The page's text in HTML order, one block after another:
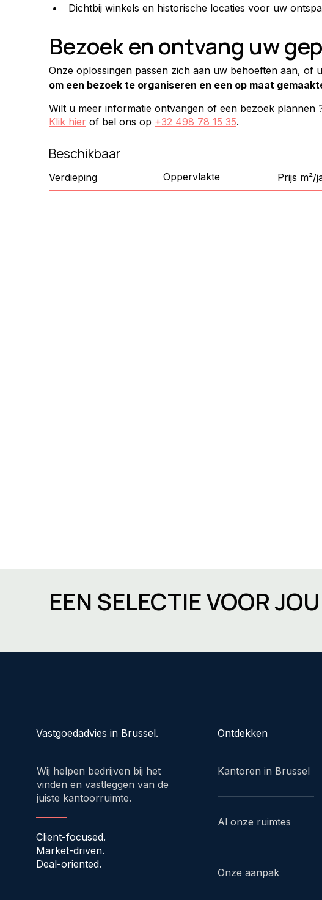
Dichtbij winkels en historische locaties voor uw
Bezoek en ontvang uw
Onze oplossingen passen zich aan uw behoeften aan,
om een bezoek te organiseren en een op maat
Wilt u meer informatie ontvangen of een bezoek plannen
Klik hier of bel ons op +32 498 78 15 35.
Beschikbaar
Verdieping Oppervlakte Prijs m²/
EEN SELECTIE VOOR
Vastgoedadvies in Brussel.
Wij helpen bedrijven bij het
vinden en vastleggen van de
juiste kantoorruimte.
Client-focused.
Market-driven.
Deal-oriented.
Ontdekken
Kantoren in Brussel
Al onze ruimtes
Onze aanpak